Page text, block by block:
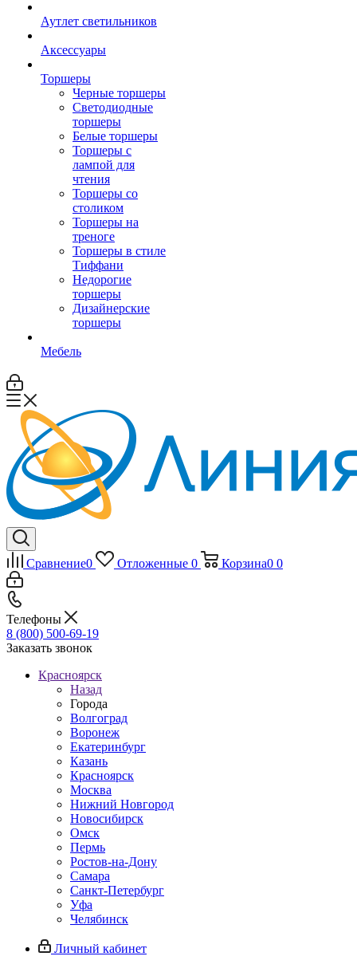
Аутлет светильников
Аксессуары
Торшеры
Черные торшеры
Светодиодные
торшеры
Белые торшеры
Торшеры с
лампой для
чтения
Торшеры со
столиком
Торшеры на
треноге
Торшеры в стиле
Тиффани
Недорогие
торшеры
Дизайнерские
торшеры
Мебель
Сравнение0 Отложенные 0 Корзина0 0
Телефоны
8 (800) 500-69-19
Заказать звонок
Красноярск
Назад
Города
Волгоград
Воронеж
Екатеринбург
Казань
Красноярск
Москва
Нижний Новгород
Новосибирск
Омск
Пермь
Ростов-на-Дону
Самара
Санкт-Петербург
Уфа
Челябинск
Личный кабинет